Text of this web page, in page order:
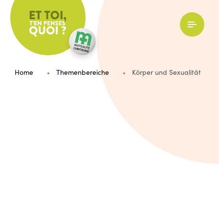
Menu
Et toi
Home Themenbereiche Körper und Sexualität